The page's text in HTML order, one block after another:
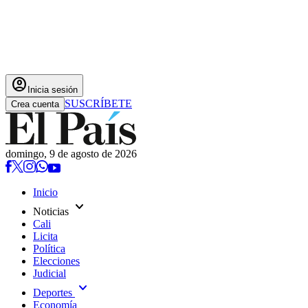
account_circle Inicia sesión
Crea cuenta SUSCRÍBETE
domingo, 9 de agosto de 2026
Inicio
Noticias expand_more
Cali
Licita
Política
Elecciones
Judicial
Deportes expand_more
Economía